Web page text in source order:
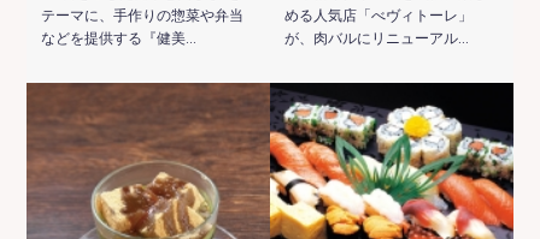
テーマに、手作りの惣菜や弁当
などを提供する『健美…
める人気店「べヴィトーレ」
が、肉バルにリニューアル…